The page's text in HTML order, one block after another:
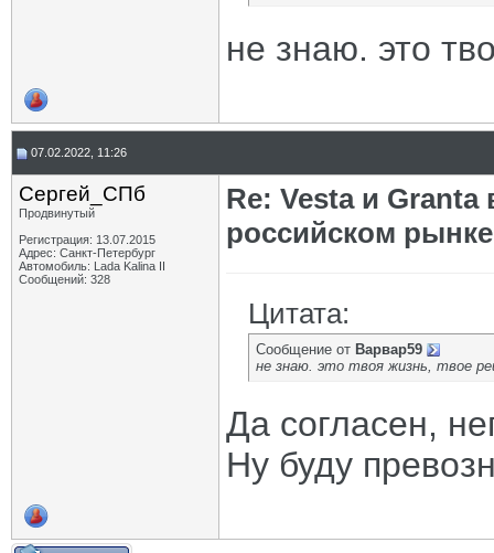
не знаю. это
07.02.2022, 11:26
Сергей_СПб
Продвинутый
Регистрация: 13.07.2015
Адрес: Санкт-Петербург
Автомобиль: Lada Kalina II
Сообщений: 328
Re: Vesta и
российском рынке
Цитата:
Сообщение от Варвар59
не знаю. это твоя жизнь, твое
Да согласен,
Ну буду